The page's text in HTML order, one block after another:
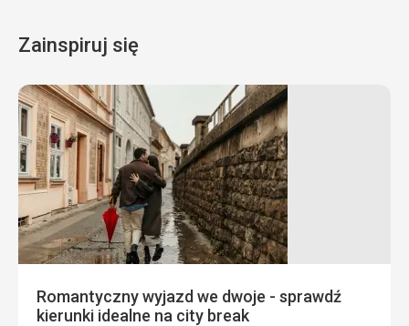
Zainspiruj się
Romantyczny wyjazd we dwoje - sprawdź
kierunki idealne na city break